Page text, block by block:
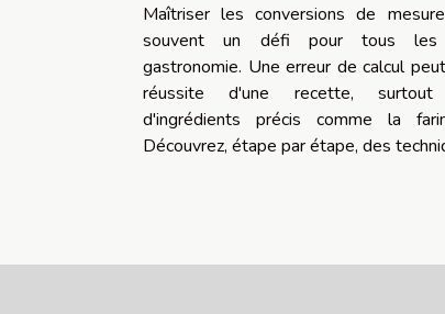
Maîtriser les conversions de
souvent un défi pour tous les
gastronomie. Une erreur de calcul
réussite d'une recette,
d'ingrédients précis comme la
Découvrez, étape par étape, des